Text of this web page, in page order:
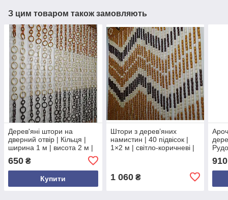
З цим товаром також замовляють
Дерев'яні штори на
дверний отвір | Кільця |
ширина 1 м | висота 2 м |
різнокольорові
650 ₴
Купити
Штори з дерев’яних
намистин | 40 підвісок |
1×2 м | світло-коричневі |
1 060₴
910